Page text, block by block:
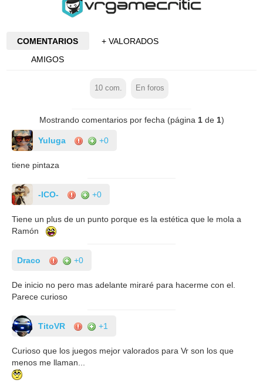
COMENTARIOS
+ VALORADOS
AMIGOS
10com. En foros
Mostrando comentarios por fecha (página 1de 1)
Yuluga +0
tiene pintaza
-ICO- +0
Tiene un plus de un punto porque es la estética que le mola a
Ramón
Draco +0
De inicio no pero mas adelante miraré para hacerme con el.
Parece curioso
TitoVR +1
Curioso que los juegos mejor valorados para Vr son los que
menos me llaman...